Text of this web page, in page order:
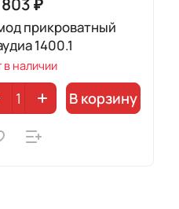
прикроватный
1400.1
в наличии
В корзину